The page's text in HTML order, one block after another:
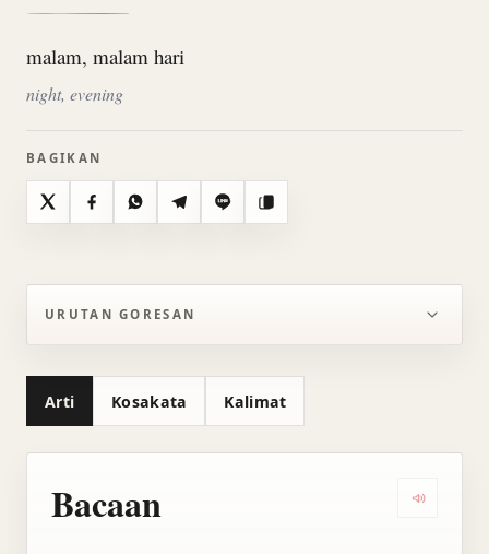
malam, malam hari
night, evening
BAGIKAN
X FacebookWhatsAppTelegramLine Salin
URUTAN GORESAN
Arti Kosakata Kalimat
Bacaan